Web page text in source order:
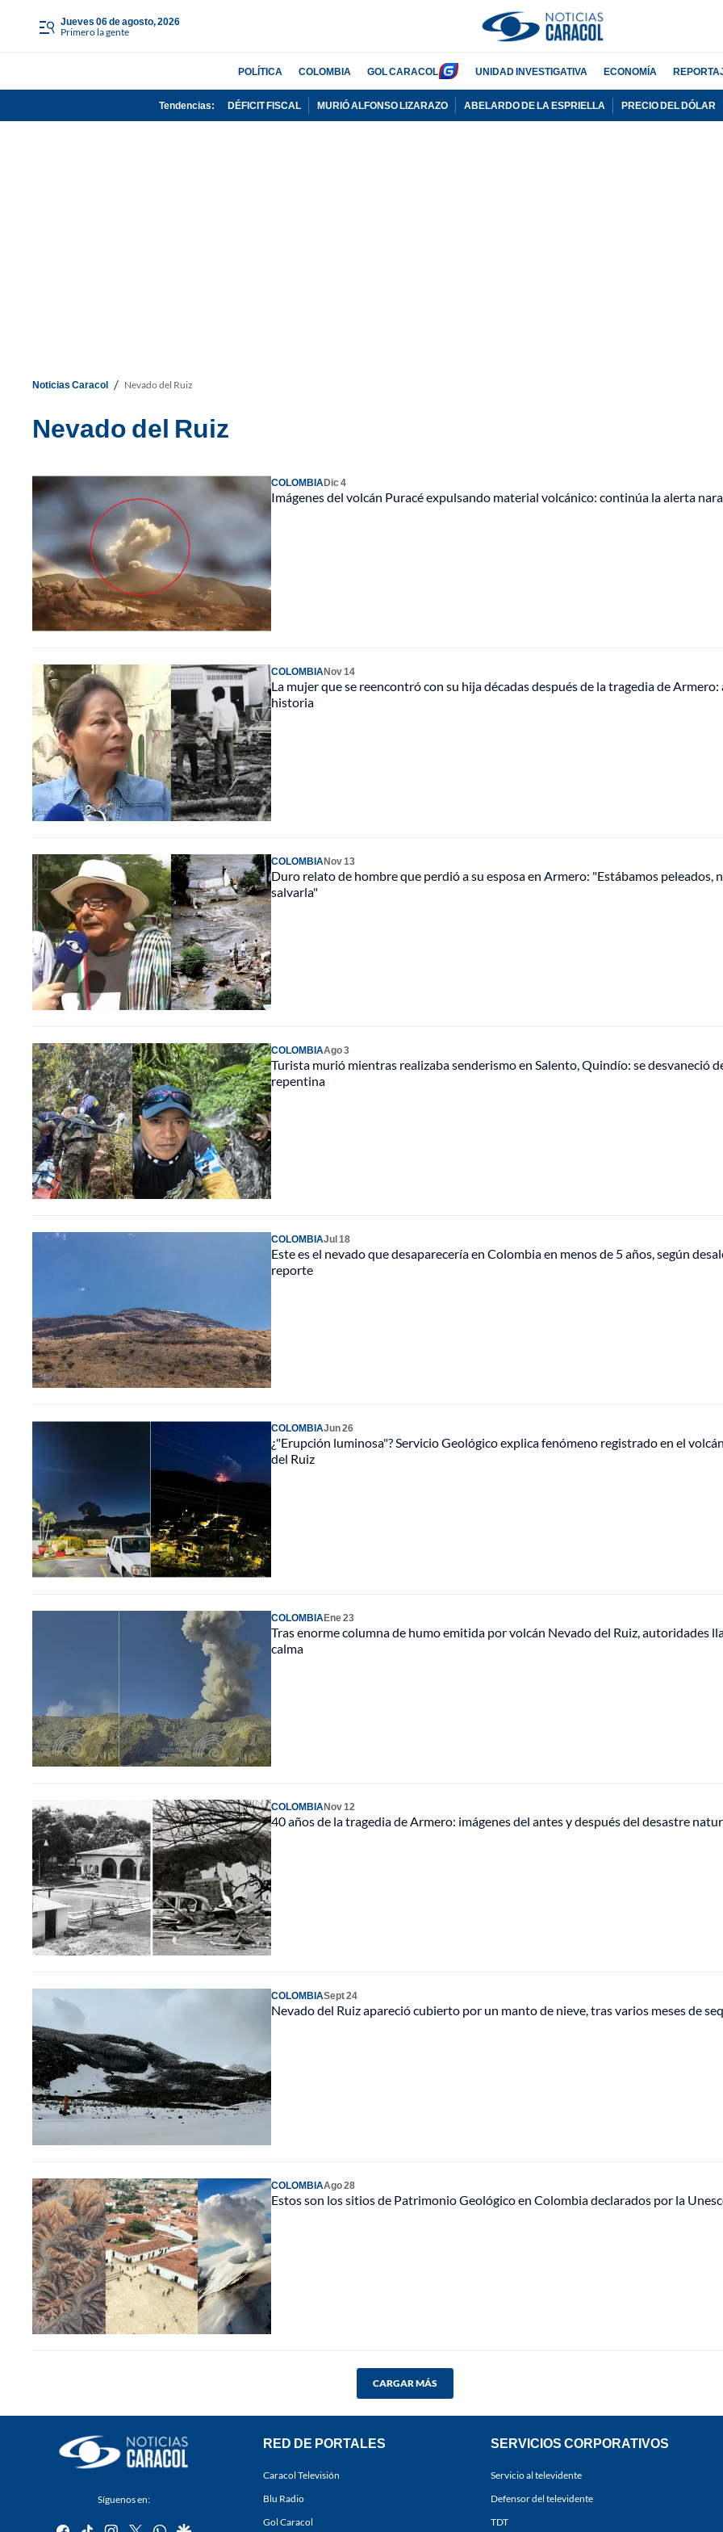
jueves 06 de agosto, 2026
Primero la gente
POLÍTICA COLOMBIA GOL CARACOL UNIDAD INVESTIGATIVA ECONOMÍA
Tendencias: DÉFICIT FISCAL MURIÓ ALFONSO LIZARAZO ABELARDO DE LA ESPRIELLA PRECIO DEL DÓLAR
Noticias Caracol / Nevado del Ruiz
Nevado del Ruiz
COLOMBIADic 4
Imágenes del volcán Puracé expulsando material volcánico: continúa la alerta
COLOMBIANov 14
La mujer que se reencontró con su hija décadas después de la tragedia de Armero:
historia
COLOMBIANov 13
Duro relato de hombre que perdió a su esposa en Armero: "Estábamos peleados,
salvarla"
COLOMBIAAgo 3
Turista murió mientras realizaba senderismo en Salento, Quindío: se desvaneció
repentina
COLOMBIAJul 18
Este es el nevado que desaparecería en Colombia en menos de 5 años, según
reporte
COLOMBIAJun 26
¿"Erupción luminosa"? Servicio Geológico explica fenómeno registrado en el
del Ruiz
COLOMBIAEne 23
Tras enorme columna de humo emitida por volcán Nevado del Ruiz, autoridades
calma
COLOMBIANov 12
40 años de la tragedia de Armero: imágenes del antes y después del desastre
COLOMBIASept 24
Nevado del Ruiz apareció cubierto por un manto de nieve, tras varios meses de
COLOMBIAAgo 28
Estos son los sitios de Patrimonio Geológico en Colombia declarados por la
CARGAR MÁS
Síguenos en:
facebook
tiktok instagram
twitterwhatsapp
google
RED DE PORTALES
Caracol Televisión
Blu Radio
Gol Caracol
SERVICIOS CORPORATIVOS
Servicio al televidente
Defensor del televidente
TDT